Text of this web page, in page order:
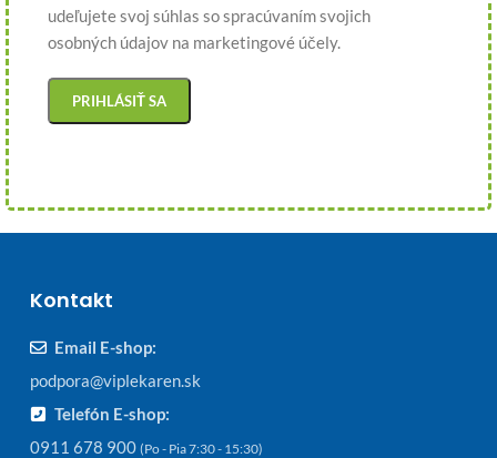
udeľujete svoj súhlas so spracúvaním svojich
osobných údajov na marketingové účely.
Kontakt
Email E-shop:
podpora@viplekaren.sk
Telefón E-shop:
0911 678 900 (Po - Pia 7:30 - 15:30)